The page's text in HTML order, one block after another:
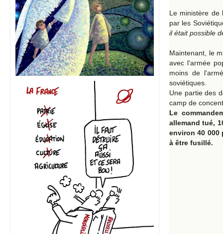
Le ministère de
par les
il était possible
Maintenant, le
avec l'armée
moins de
soviétiques.
Une partie des
camp de
Le
allemand tué,
environ 40 000
à être fusillé.